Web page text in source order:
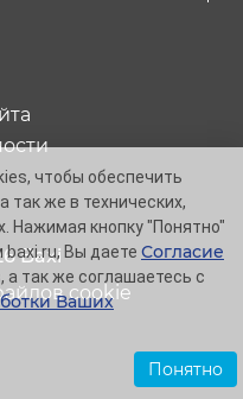
Baxi
cookie
чтобы обеспечить
так же в технических,
Нажимая кнопку "Понятно"
Вы даете Согласие
так же соглашаетесь с
Ваших
Понятно